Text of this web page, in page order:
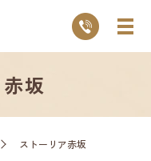
坂
ストーリア赤坂